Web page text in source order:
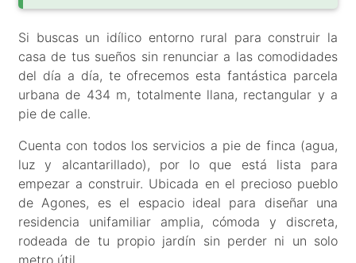
Si buscas un idílico entorno rural para construir la
casa de tus sueños sin renunciar a las comodidades
del día a día, te ofrecemos esta fantástica parcela
urbana de 434 m, totalmente llana, rectangular y a
pie de calle.
Cuenta con todos los servicios a pie de finca (agua,
luz y alcantarillado), por lo que está lista para
empezar a construir. Ubicada en el precioso pueblo
de Agones, es el espacio ideal para diseñar una
residencia unifamiliar amplia, cómoda y discreta,
rodeada de tu propio jardín sin perder ni un solo
metro útil.